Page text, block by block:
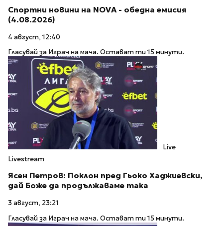
Спортни новини на NOVA - обедна емисия
(4.08.2026)
4 август, 12:40
Гласувай за Играч на мача. Остават ти 15 минути.
Live
Livestream
Ясен Петров: Поклон пред Гьоко Хаджиевски,
дай Боже да продължаваме така
3 август, 23:21
Гласувай за Играч на мача. Остават ти 15 минути.